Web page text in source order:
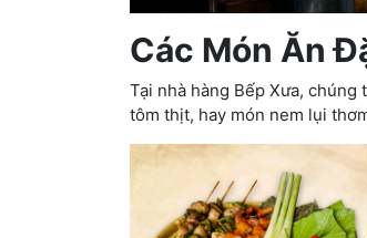
Các Món Ăn
Tại nhà hàng Bếp Xưa,
tôm thịt, hay món nem lụi